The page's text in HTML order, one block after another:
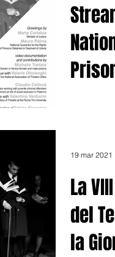
La
del
la
19 mar 2021